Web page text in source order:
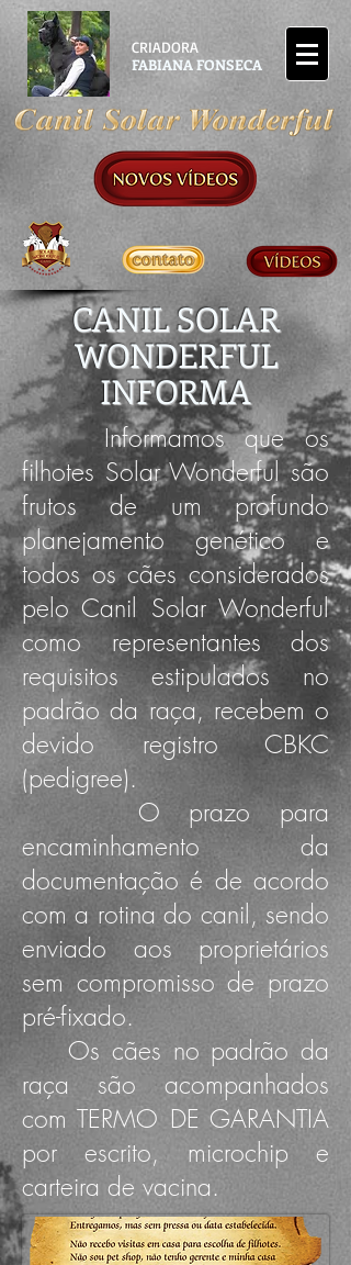
CRIADORA
FABIANA FONSECA
CANIL SOLAR
WONDERFUL
INFORMA
Informamos que os
filhotes Solar Wonderful são
frutos de um profundo
planejamento genético e
todos os cães considerados
pelo Canil Solar Wonderful
como representantes dos
requisitos estipulados no
padrão da raça, recebem o
devido registro CBKC
(pedigree).
O prazo para
encaminhamento da
documentação é de acordo
com a rotina do canil, sendo
enviado aos proprietários
sem compromisso de prazo
pré-fixado.
Os cães no padrão da
raça são acompanhados
com TERMO DE GARANTIA
por escrito, microchip e
carteira de vacina.